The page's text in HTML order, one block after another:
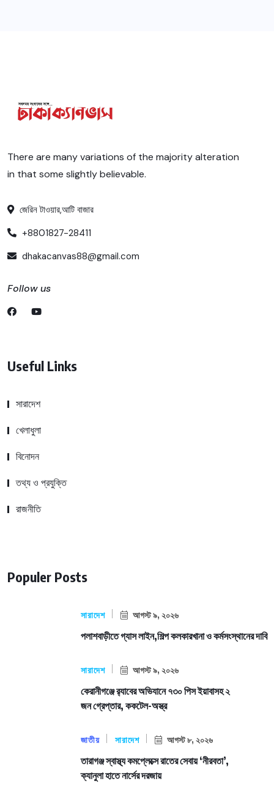
There are many variations of the majority alteration
in that some slightly believable.
জেরিন টাওয়ার,আটি বাজার
+8801827-28411
dhakacanvas88@gmail.com
Follow us
Useful Links
সারাদেশ
খেলাধুলা
বিনোদন
তথ্য ও প্রযুক্তি
রাজনীতি
Populer Posts
সারাদেশ আগস্ট ৯, ২০২৬
পলাশবাড়ীতে গ্যাস লাইন,শিল্প কলকারখানা ও কর্মসংস্থানের দাবি
সারাদেশ আগস্ট ৯, ২০২৬
কেরানীগঞ্জে র‍্যাবের অভিযানে ৭৩০ পিস ইয়াবাসহ ২
জন গ্রেপ্তার, ককটেল-অস্ত্র
জাতীয় সারাদেশ আগস্ট ৮, ২০২৬
তারাগঞ্জ স্বাস্থ্য কমপ্লেক্সে রাতের সেবায় ‘নীরবতা’,
ক্যানুলা হাতে নার্সের দরজায়